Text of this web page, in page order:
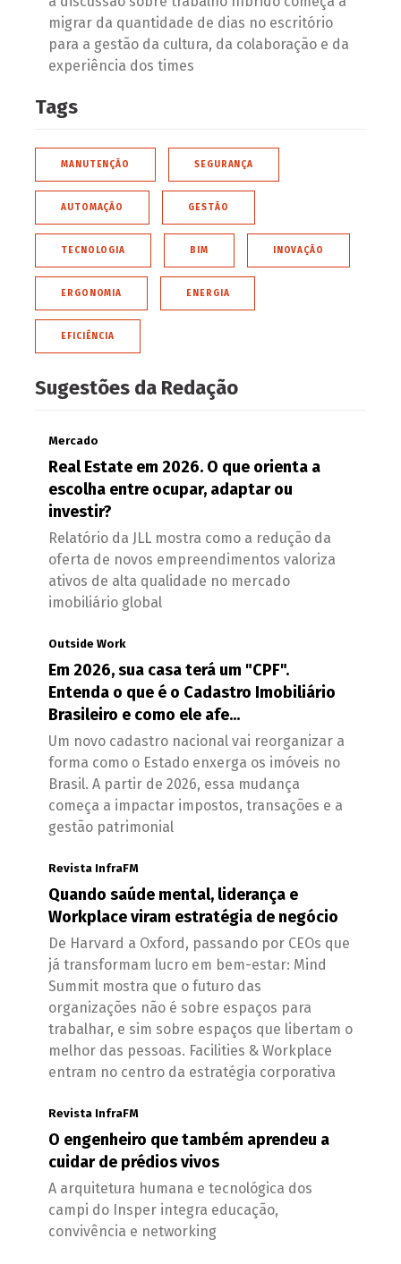
migrar da quantidade de dias no escritório
para a gestão da cultura, da colaboração e da
experiência dos times
Tags
MANUTENÇÃO SEGURANÇA
AUTOMAÇÃO GESTÃO
TECNOLOGIA BIM INOVAÇÃO
ERGONOMIA ENERGIA
EFICIÊNCIA
Sugestões da Redação
Mercado
Real Estate em 2026. O que orienta a
escolha entre ocupar, adaptar ou
investir?
Relatório da JLL mostra como a redução da
oferta de novos empreendimentos valoriza
ativos de alta qualidade no mercado
imobiliário global
Outside Work
Em 2026, sua casa terá um "CPF".
Entenda o que é o Cadastro Imobiliário
Brasileiro e como ele afe...
Um novo cadastro nacional vai reorganizar a
forma como o Estado enxerga os imóveis no
Brasil. A partir de 2026, essa mudança
começa a impactar impostos, transações e a
gestão patrimonial
Revista InfraFM
Quando saúde mental, liderança e
Workplace viram estratégia de negócio
De Harvard a Oxford, passando por CEOs que
já transformam lucro em bem-estar: Mind
Summit mostra que o futuro das
organizações não é sobre espaços para
trabalhar, e sim sobre espaços que libertam o
melhor das pessoas. Facilities & Workplace
entram no centro da estratégia corporativa
Revista InfraFM
O engenheiro que também aprendeu a
cuidar de prédios vivos
A arquitetura humana e tecnológica dos
campi do Insper integra educação,
convivência e networking